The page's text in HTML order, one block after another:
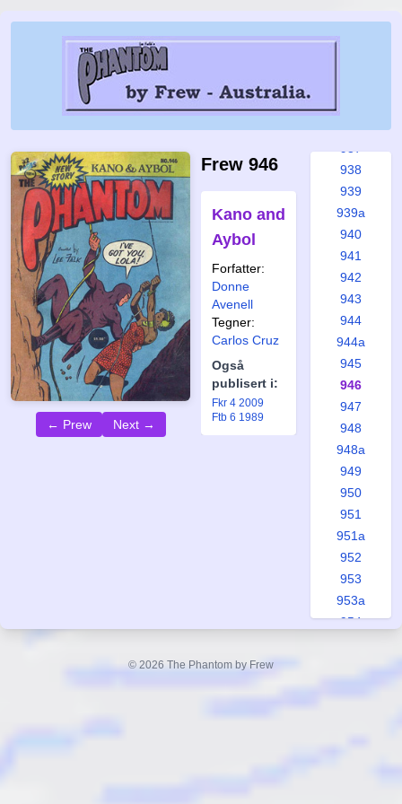
← Prew Next →
Frew 946
Kano and
Aybol
Forfatter:
Donne
Avenell
Tegner:
Carlos Cruz
Også
publisert i:
Fkr 4 2009
Ftb 6 1989
932
938
939
939a
940
941
942
943
944
944a
945
946
947
948
948a
949
950
951
951a
952
953
953a
954
© 2026 The Phantom by Frew